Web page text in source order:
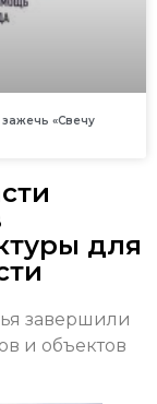
«Свечу
для
завершили
и объектов